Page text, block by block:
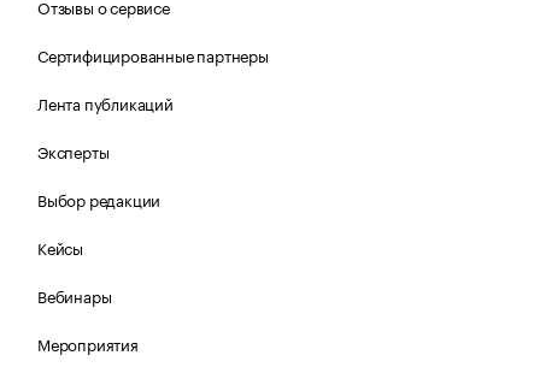
Отзывы о сервисе
Сертифицированные партнеры
Лента публикаций
Эксперты
Выбор редакции
Кейсы
Вебинары
Мероприятия